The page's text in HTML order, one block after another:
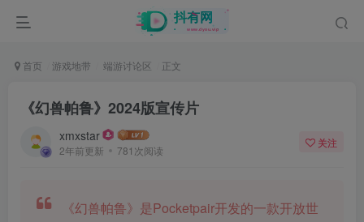
首页 游戏地带 端游讨论区 正文
《幻兽帕鲁》2024版宣传片
xmxstar
2年前更新 781次阅读
关注
《幻兽帕鲁》是Pocketpair开发的一款开放世